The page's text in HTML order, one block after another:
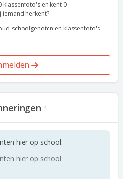
klassenfoto's en kent 0
iemand herkent?
schoolgenoten en klassenfoto's
1
hier op school.
hier op school